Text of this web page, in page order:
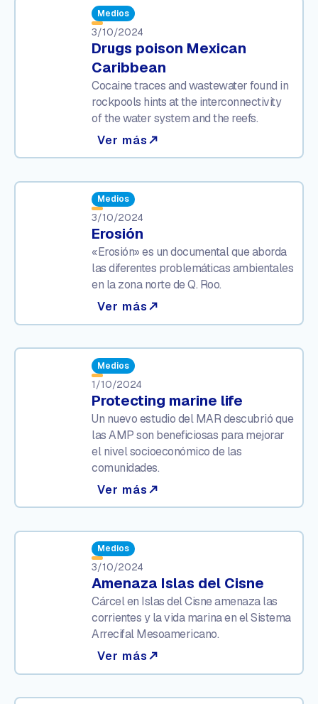
Medios
3/10/2024
Drugs poison Mexican
Caribbean
Cocaine traces and wastewater found in
rockpools hints at the interconnectivity
of the water system and the reefs.
Ver más north_east
Medios
3/10/2024
Erosión
«Erosión» es un documental que aborda
las diferentes problemáticas ambientales
en la zona norte de Q. Roo.
Ver más north_east
Medios
1/10/2024
Protecting marine life
Un nuevo estudio del MAR descubrió que
las AMP son beneficiosas para mejorar
el nivel socioeconómico de las
comunidades.
Ver más north_east
Medios
3/10/2024
Amenaza Islas del Cisne
Cárcel en Islas del Cisne amenaza las
corrientes y la vida marina en el Sistema
Arrecifal Mesoamericano.
Ver más north_east